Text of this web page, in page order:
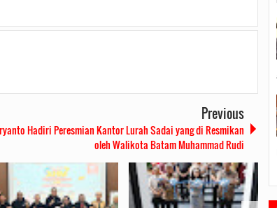
Previous
Hadiri Peresmian Kantor Lurah Sadai yang di Resmikan
oleh Walikota Batam Muhammad Rudi